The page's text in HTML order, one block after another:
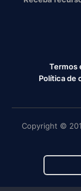
Termos
Política de
Copyright ©